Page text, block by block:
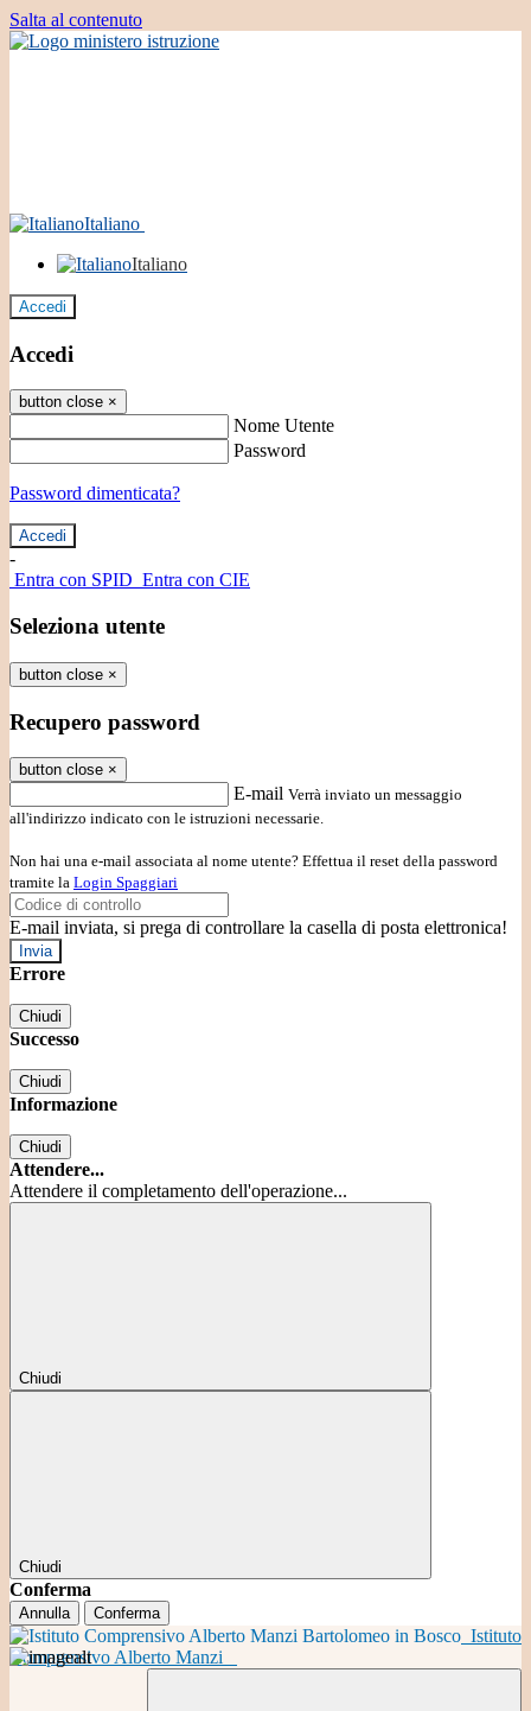
Salta al contenuto
Italiano
Italiano
Accedi
Accedi
button close ×
Nome Utente
Password
Password dimenticata?
-
Entra con SPID Entra con CIE
Seleziona utente
button close ×
Recupero password
button close ×
E-mail Verrà inviato un messaggio
all'indirizzo indicato con le istruzioni necessarie.
Non hai una e-mail associata al nome utente? Effettua il reset della password
tramite la Login Spaggiari
E-mail inviata, si prega di controllare la casella di posta elettronica!
Errore
Chiudi
Successo
Chiudi
Informazione
Chiudi
Attendere...
Attendere il completamento dell'operazione...
Chiudi
Chiudi
Conferma
Annulla Conferma
Istituto
Comprensivo Alberto Manzi